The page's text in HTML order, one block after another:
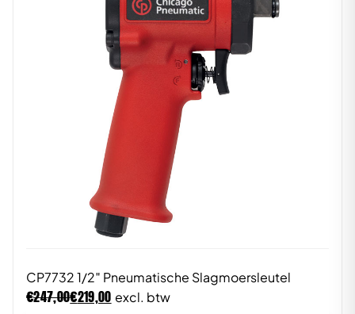
CP7732 1/2″ Pneumatische Slagmoersleutel
€247,00€219,00 excl. btw